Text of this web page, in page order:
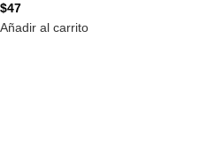
$47
Añadir al carrito